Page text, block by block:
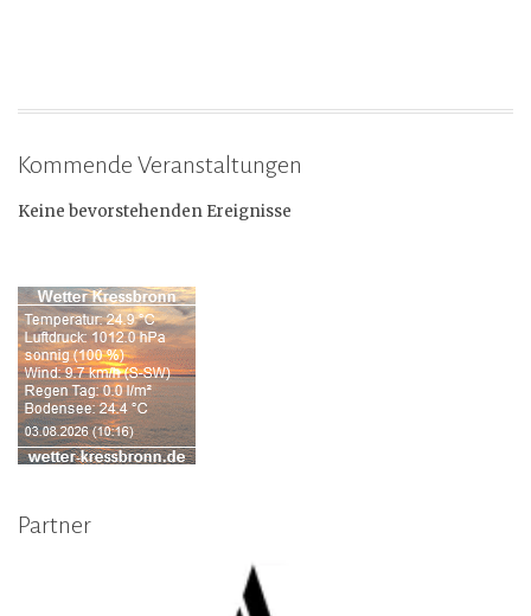
Kommende Veranstaltungen
Keine bevorstehenden Ereignisse
Partner